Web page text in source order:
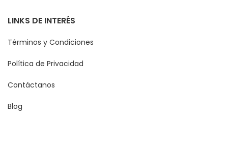
LINKS DE INTERÉS
Términos y Condiciones
Política de Privacidad
Contáctanos
Blog